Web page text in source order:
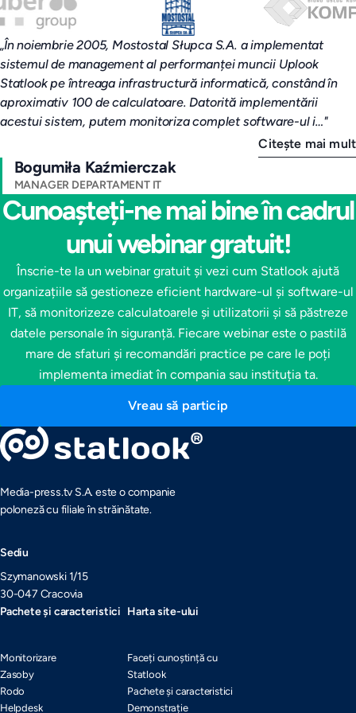
Află mai multe
Află mai multe
Creează o bază de date centrală cu informații despre
protecția datelor personale
Află mai multe
Comunică cu avertizorul de integritate (raportând și
Nu te îngrijora de securitatea datelor avertizorului
de integritate
Află mai multe
„Ca o companie care se ocupă de audituri IT și audituri
de legalitate software, folosim programul "Uplook for audit"
de la A+C Systems. Este un instrument excelent de audit,
caracterizat printr-o funcționalitate excelentă . Detectarea
automată a stațiilor de rețea și posibilitatea…"
Citeşte mai mult
Piotr Żurowiec
PROPRIETAR
Cunoașteți-ne mai bine în cadrul
unui webinar gratuit!
Înscrie-te la un webinar gratuit și vezi cum Statlook ajută
organizațiile să gestioneze eficient hardware-ul și software-ul
IT, să monitorizeze calculatoarele și utilizatorii și să păstreze
datele personale în siguranță. Fiecare webinar este o pastilă
mare de sfaturi și recomandări practice pe care le poți
implementa imediat în compania sau instituția ta.
Vreau să particip
Media-press.tv S.A. este o companie
poloneză cu filiale în străinătate.
Sediu
Szymanowski 1/15
30-047 Cracovia
Pachete și caracteristici
Monitorizare
Zasoby
Rodo
Helpdesk
Harta site-ului
Faceți cunoștință cu
Statlook
Pachete și caracteristici
Demonstrație